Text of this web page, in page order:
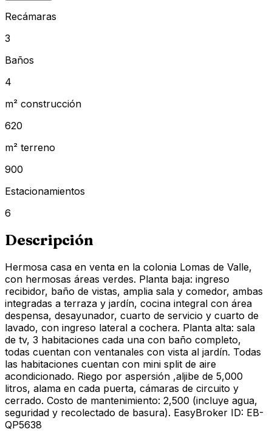
Recámaras
3
Baños
4
m² construcción
620
m² terreno
900
Estacionamientos
6
Descripción
Hermosa casa en venta en la colonia Lomas de Valle,
con hermosas áreas verdes. Planta baja: ingreso
recibidor, baño de vistas, amplia sala y comedor, ambas
integradas a terraza y jardín, cocina integral con área
despensa, desayunador, cuarto de servicio y cuarto de
lavado, con ingreso lateral a cochera. Planta alta: sala
de tv, 3 habitaciones cada una con baño completo,
todas cuentan con ventanales con vista al jardín. Todas
las habitaciones cuentan con mini split de aire
acondicionado. Riego por aspersión ,aljibe de 5,000
litros, alama en cada puerta, cámaras de circuito y
cerrado. Costo de mantenimiento: 2,500 (incluye agua,
seguridad y recolectado de basura). EasyBroker ID: EB-
QP5638